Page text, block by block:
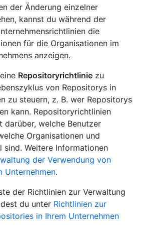
der Änderung einzelner
kannst du während der
die
für die Organisationen im
anzeigen.
Repositoryrichtlinie zu
von Repositorys in
zu steuern, z. B. wer Repositorys
kann. Repositoryrichtlinien
darüber, welche Benutzer
Organisationen und
sind. Weitere Informationen
der Verwendung von
Unternehmen.
der Richtlinien zur Verwaltung
du unter Richtlinien zur
in Ihrem Unternehmen